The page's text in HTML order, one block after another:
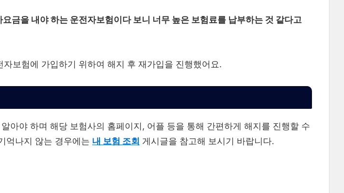
금을 내야 하는 운전자보험이다 보니 너무 높은 보험료를 납부하는 것 같다고
보험에 가입하기 위하여 해지 후 재가입을 진행했어요.
아야 하며 해당 보험사의 홈페이지, 어플 등을 통해 간편하게 해지를 진행할 수
억나지 않는 경우에는 내 보험 조회 게시글을 참고해 보시기 바랍니다.